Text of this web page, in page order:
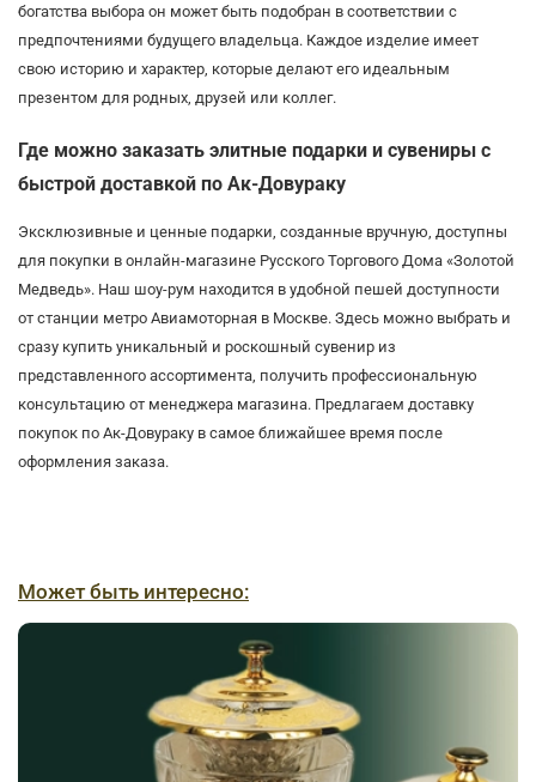
богатства выбора он может быть подобран в соответствии с
предпочтениями будущего владельца. Каждое изделие имеет
свою историю и характер, которые делают его идеальным
презентом для родных, друзей или коллег.
Где можно заказать элитные подарки и сувениры с
быстрой доставкой по Ак-Довураку
Эксклюзивные и ценные подарки, созданные вручную, доступны
для покупки в онлайн-магазине Русского Торгового Дома «Золотой
Медведь». Наш шоу-рум находится в удобной пешей доступности
от станции метро Авиамоторная в Москве. Здесь можно выбрать и
сразу купить уникальный и роскошный сувенир из
представленного ассортимента, получить профессиональную
консультацию от менеджера магазина. Предлагаем доставку
покупок по Ак-Довураку в самое ближайшее время после
оформления заказа.
Может быть интересно: